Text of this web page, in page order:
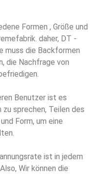
Formen , Größe und
daher, DT -
muss die Backformen
die Nachfrage von
Benutzer ist es
sprechen, Teilen des
Form, um eine
ist in jedem
Wir können die